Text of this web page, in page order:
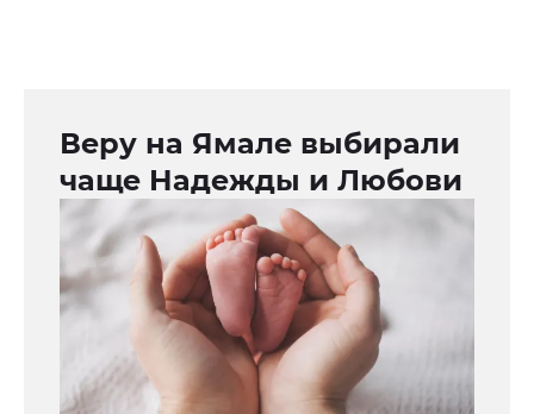
Веру на Ямале выбирали
чаще Надежды и Любови